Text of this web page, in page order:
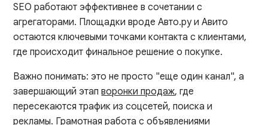
SEO работают эффективнее в сочетании с
агрегаторами. Площадки вроде Авто.ру и Авито
остаются ключевыми точками контакта с клиентами,
где происходит финальное решение о покупке.
Важно понимать: это не просто "еще один канал", а
завершающий этапворонки продаж, где
пересекаются трафик из соцсетей, поиска и
рекламы. Грамотная работа с объявлениями